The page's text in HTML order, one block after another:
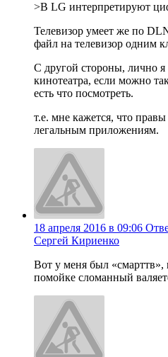
>В LG интерпретируют
Телевизор умеет же по
файл на телевизор одним
С другой стороны, лично я
кинотеатра, если можно
есть что посмотреть.
т.е. мне кажется, что
легальным приложениям.
18 апреля 2016 в 09:06
Сергей Кириенко
Вот у меня был «смарттв»,
помойке сломанный